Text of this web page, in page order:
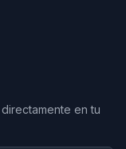
en tu